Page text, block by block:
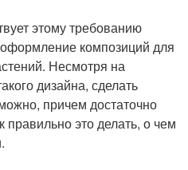
этому требованию
композиций для
Несмотря на
дизайна, сделать
причем достаточно
правильно это делать, о чем